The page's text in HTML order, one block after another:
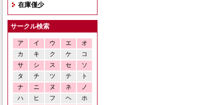
在庫僅少
サークル検索
ア イ ウ エ
オ
カ
キ ク ケ
コ
サ
シ ス セ
ソ
タ
チ ツ テ
ト
ナ
ニ ヌ ネ
ノ
ハ
ヒ フ ヘ
ホ